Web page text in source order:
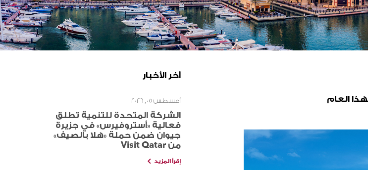
العام
آخر الأخبار
أغسطس 05, 2026
الشركة المتحدة للتنمية تطلق
فعالية «أستروفيرس» في جزيرة
جيوان ضمن حملة «هلا بالصيف»
من Visit Qatar
إقرأ المزيد